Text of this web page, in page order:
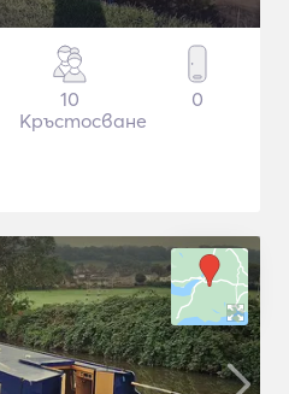
10
Кръстосване
0